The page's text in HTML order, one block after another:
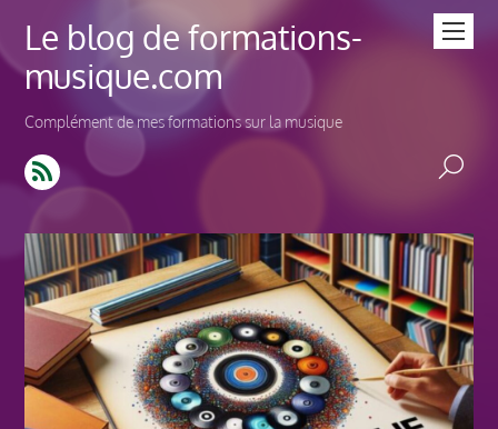
Le blog de formations-
musique.com
Complément de mes formations sur la musique